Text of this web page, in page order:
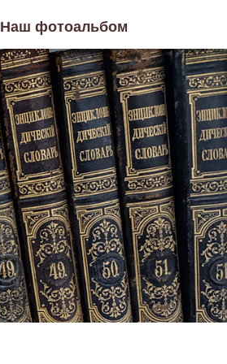
Наш фотоальбом